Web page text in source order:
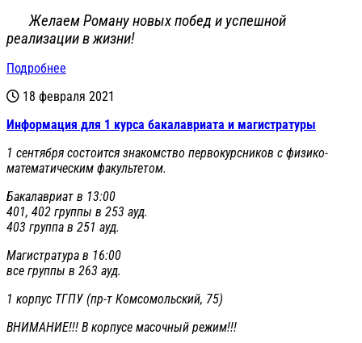
Желаем Роману новых побед и успешной
реализации в жизни!
Подробнее
18 февраля 2021
Информация для 1 курса бакалавриата и магистратуры
1 сентября состоится знакомство первокурсников с физико-
математическим факультетом.
Бакалавриат в 13:00
401, 402 группы в 253 ауд.
403 группа в 251 ауд.
Магистратура в 16:00
все группы в 263 ауд.
1 корпус ТГПУ (пр-т Комсомольский, 75)
ВНИМАНИЕ!!! В корпусе масочный режим!!!